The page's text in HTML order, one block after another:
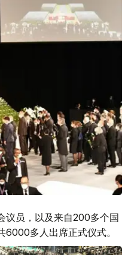
议员，以及来自200多个国
多人出席正式仪式。